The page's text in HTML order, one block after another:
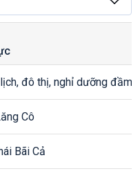
đô thị, nghỉ dưỡng đầm
Cô
Bãi Cả